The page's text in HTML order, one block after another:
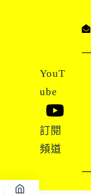
YouT
ube
訂閱
頻道